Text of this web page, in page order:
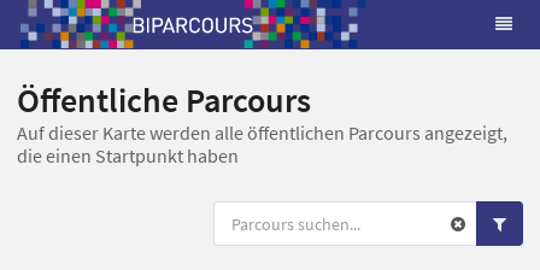
Öffentliche Parcours
Auf dieser Karte werden alle öffentlichen Parcours angezeigt,
die einen Startpunkt haben